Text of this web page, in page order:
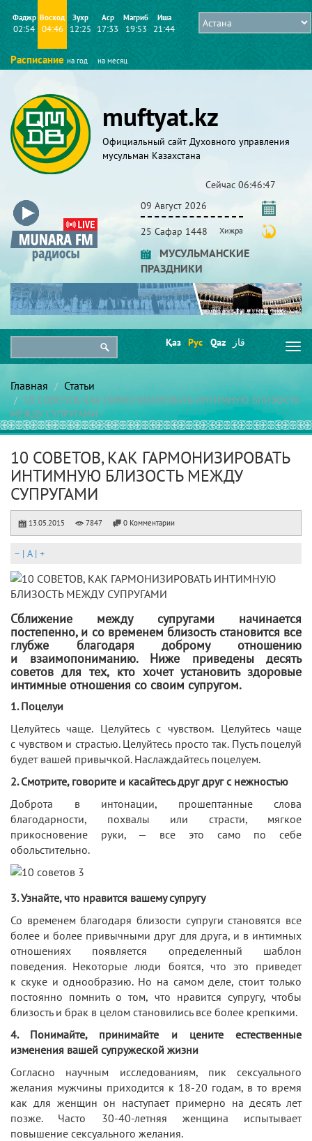
Фаджр
02:54
Восход
04:46
Зухр
12:25
Аср
17:33
Магриб
19:53
Иша
21:44
Расписание на год на месяц
muftyat.kz
Официальный сайт Духовного управления
мусульман Казахстана
Сейчас 06:46:47
09 Август 2026
25 Сафар 1448 Хижра
МУСУЛЬМАНСКИЕ
ПРАЗДНИКИ
Қаз Рус Qaz قاز
Главная Статьи
10 СОВЕТОВ, КАК ГАРМОНИЗИРОВАТЬ ИНТИМНУЮ БЛИЗОСТЬ
МЕЖДУ СУПРУГАМИ
10 СОВЕТОВ, КАК ГАРМОНИЗИРОВАТЬ
ИНТИМНУЮ БЛИЗОСТЬ МЕЖДУ
СУПРУГАМИ
13.05.2015 7847 0 Комментарии
– | A| +
Сближение между супругами начинается
постепенно, и со временем близость становится все
глубже благодаря доброму отношению
и взаимопониманию. Ниже приведены десять
советов для тех, кто хочет установить здоровые
интимные отношения со своим супругом.
1. Поцелуи
Целуйтесь чаще. Целуйтесь с чувством. Целуйтесь чаще
с чувством и страстью. Целуйтесь просто так. Пусть поцелуй
будет вашей привычкой. Наслаждайтесь поцелуем.
2. Смотрите, говорите и касайтесь друг друг с нежностью
Доброта в интонации, прошептанные слова
благодарности, похвалы или страсти, мягкое
прикосновение руки, — все это само по себе
обольстительно.
3. Узнайте, что нравится вашему супругу
Со временем благодаря близости супруги становятся все
более и более привычными друг для друга, и в интимных
отношениях появляется определенный шаблон
поведения. Некоторые люди боятся, что это приведет
к скуке и однообразию. Но на самом деле, стоит только
постоянно помнить о том, что нравится супругу, чтобы
близость и брак в целом становились все более крепкими.
4. Понимайте, принимайте и цените естественные
изменения вашей супружеской жизни
Согласно научным исследованиям, пик сексуального
желания мужчины приходится к 18-20 годам, в то время
как для женщин он наступает примерно на десять лет
позже. Часто 30-40-летняя женщина испытывает
повышение сексуального желания.